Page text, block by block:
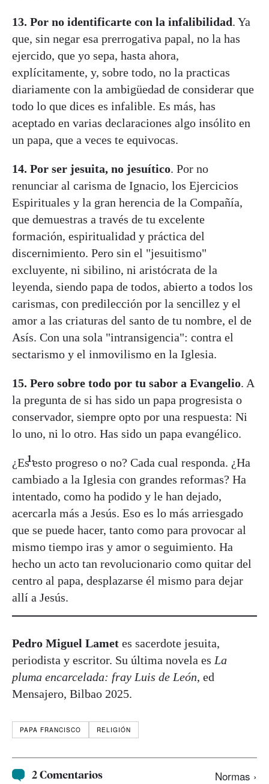
13. Por no identificarte con la infalibilidad. Ya
que, sin negar esa prerrogativa papal, no la has
ejercido, que yo sepa, hasta ahora,
explícitamente, y, sobre todo, no la practicas
diariamente con la ambigüedad de considerar que
todo lo que dices es infalible. Es más, has
aceptado en varias declaraciones algo insólito en
un papa, que a veces te equivocas.
14. Por ser jesuita, no jesuítico. Por no
renunciar al carisma de Ignacio, los Ejercicios
Espirituales y la gran herencia de la Compañía,
que demuestras a través de tu excelente
formación, espiritualidad y práctica del
discernimiento. Pero sin el "jesuitismo"
excluyente, ni sibilino, ni aristócrata de la
leyenda, siendo papa de todos, abierto a todos los
carismas, con predilección por la sencillez y el
amor a las criaturas del santo de tu nombre, el de
Asís. Con una sola "intransigencia": contra el
sectarismo y el inmovilismo en la Iglesia.
15. Pero sobre todo por tu sabor a Evangelio. A
la pregunta de si has sido un papa progresista o
conservador, siempre opto por una respuesta: Ni
lo uno, ni lo otro. Has sido un papa evangélico.
¿Es esto progreso o no? Cada cual responda. ¿Ha
cambiado a la Iglesia con grandes reformas? Ha
intentado, como ha podido y le han dejado,
acercarla más a Jesús. Eso es lo más arriesgado
que se puede hacer, tanto como para provocar al
mismo tiempo iras y amor o seguimiento. Ha
hecho un acto tan revolucionario como quitar del
centro al papa, desplazarse él mismo para dejar
allí a Jesús.
Pedro Miguel Lamet es sacerdote jesuita,
periodista y escritor. Su última novela es La
pluma encarcelada: fray Luis de León, ed
Mensajero, Bilbao 2025.
PAPA FRANCISCO RELIGIÓN
2 Comentarios Normas ›